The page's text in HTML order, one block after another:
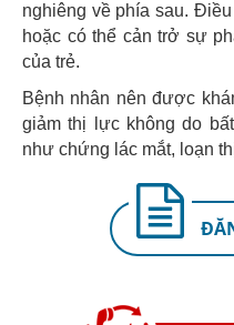
nghiêng về phía sau.
hoặc có thể cản trở sự
của trẻ.
Bệnh nhân nên được
giảm thị lực không do
như chứng lác mắt, loạn